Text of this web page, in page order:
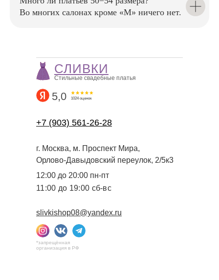
подгонят платье по фигуре,
чтобы в день свадьбы вы
Во многих салонах кроме «М» ничего нет.
+7 (903) 561-26-28
г. Москва, м. Проспект Мира,
Орлово-Давыдовский переулок, 2/5к3
slivkishop08@yandex.ru
*запрещённая
организация в РФ
5,0 1024 оценок
12:00 до 20:00 пн-пт
11:00 до 19:00 сб-вс
СЛИВКИ
Стильные свадебные платья